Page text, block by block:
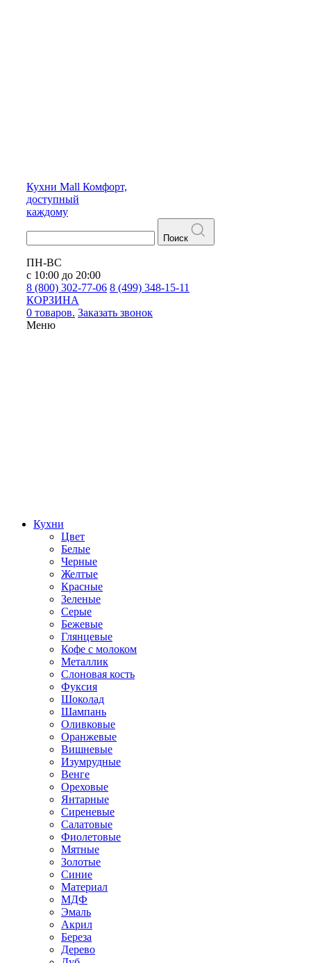
Кухни Mall Комфорт,
доступный
каждому
Поиск
ПН-ВС
с 10:00 до 20:00
8 (800) 302-77-06 8 (499) 348-15-11
КОРЗИНА
0 товаров. Заказать звонок
Меню
Кухни
Цвет
Белые
Черные
Желтые
Красные
Зеленые
Серые
Бежевые
Глянцевые
Кофе с молоком
Металлик
Слоновая кость
Фуксия
Шоколад
Шампань
Оливковые
Оранжевые
Вишневые
Изумрудные
Венге
Ореховые
Янтарные
Сиреневые
Салатовые
Фиолетовые
Мятные
Золотые
Синие
Материал
МДФ
Эмаль
Акрил
Береза
Дерево